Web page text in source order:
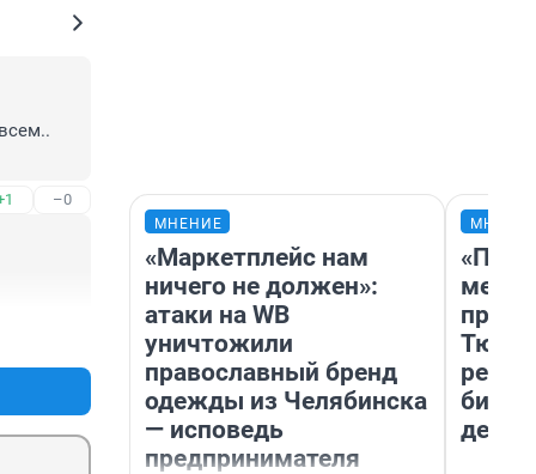
–0
МНЕНИЕ
«Маркетплейс нам
ничего не должен»:
атаки на WB
уничтожили
православный бренд
одежды из Челябинска
— исповедь
предпринимателя